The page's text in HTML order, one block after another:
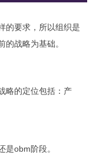
的要求，所以组织是
战略为基础。
略的定位包括：产
obm阶段。